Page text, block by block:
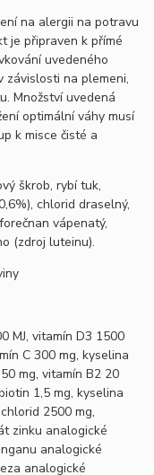
na alergii na potravu
je připraven k přímé
uvedeného
závislosti na plemeni,
Množství uvedená
optimální váhy musí
k misce čisté a
škrob, rybí tuk,
chlorid draselný,
vápenatý,
(zdroj luteinu).
MJ, vitamín D3 1500
C 300 mg, kyselina
mg, vitamín B2 20
1,5 mg, kyselina
2500 mg,
zinku analogické
analogické
analogické